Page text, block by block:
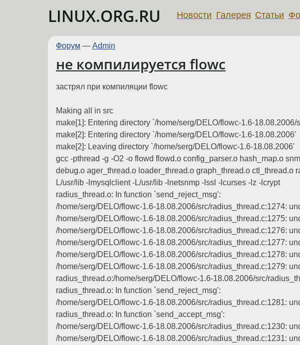
LINUX.ORG.RU Новости Галерея Статьи
Форум — Admin
не компилируется flowc
застрял при компиляции flowc
Making all in src
make[1]: Entering directory `/home/serg/DELO/flowc-1.6-18.08.2006/
make[2]: Entering directory `/home/serg/DELO/flowc-1.6-18.08.2006'
make[2]: Leaving directory `/home/serg/DELO/flowc-1.6-18.08.2006'
gcc -pthread -g -O2 -o flowd flowd.o config_parser.o hash_map.o
debug.o ager_thread.o loader_thread.o graph_thread.o
L/usr/lib -lmysqlclient -L/usr/lib -lnetsnmp -lssl -lcurses -lz -lcrypt
radius_thread.o: In function `send_reject_msg':
/home/serg/DELO/flowc-1.6-18.08.2006/src/radius_thread.c:1274:
/home/serg/DELO/flowc-1.6-18.08.2006/src/radius_thread.c:1275:
/home/serg/DELO/flowc-1.6-18.08.2006/src/radius_thread.c:1276:
/home/serg/DELO/flowc-1.6-18.08.2006/src/radius_thread.c:1277:
/home/serg/DELO/flowc-1.6-18.08.2006/src/radius_thread.c:1278:
/home/serg/DELO/flowc-1.6-18.08.2006/src/radius_thread.c:1279:
radius_thread.o:/home/serg/DELO/flowc-1.6-18.08.2006/src/
radius_thread.o: In function `send_reject_msg':
/home/serg/DELO/flowc-1.6-18.08.2006/src/radius_thread.c:1281:
radius_thread.o: In function `send_accept_msg':
/home/serg/DELO/flowc-1.6-18.08.2006/src/radius_thread.c:1230:
/home/serg/DELO/flowc-1.6-18.08.2006/src/radius_thread.c:1231: